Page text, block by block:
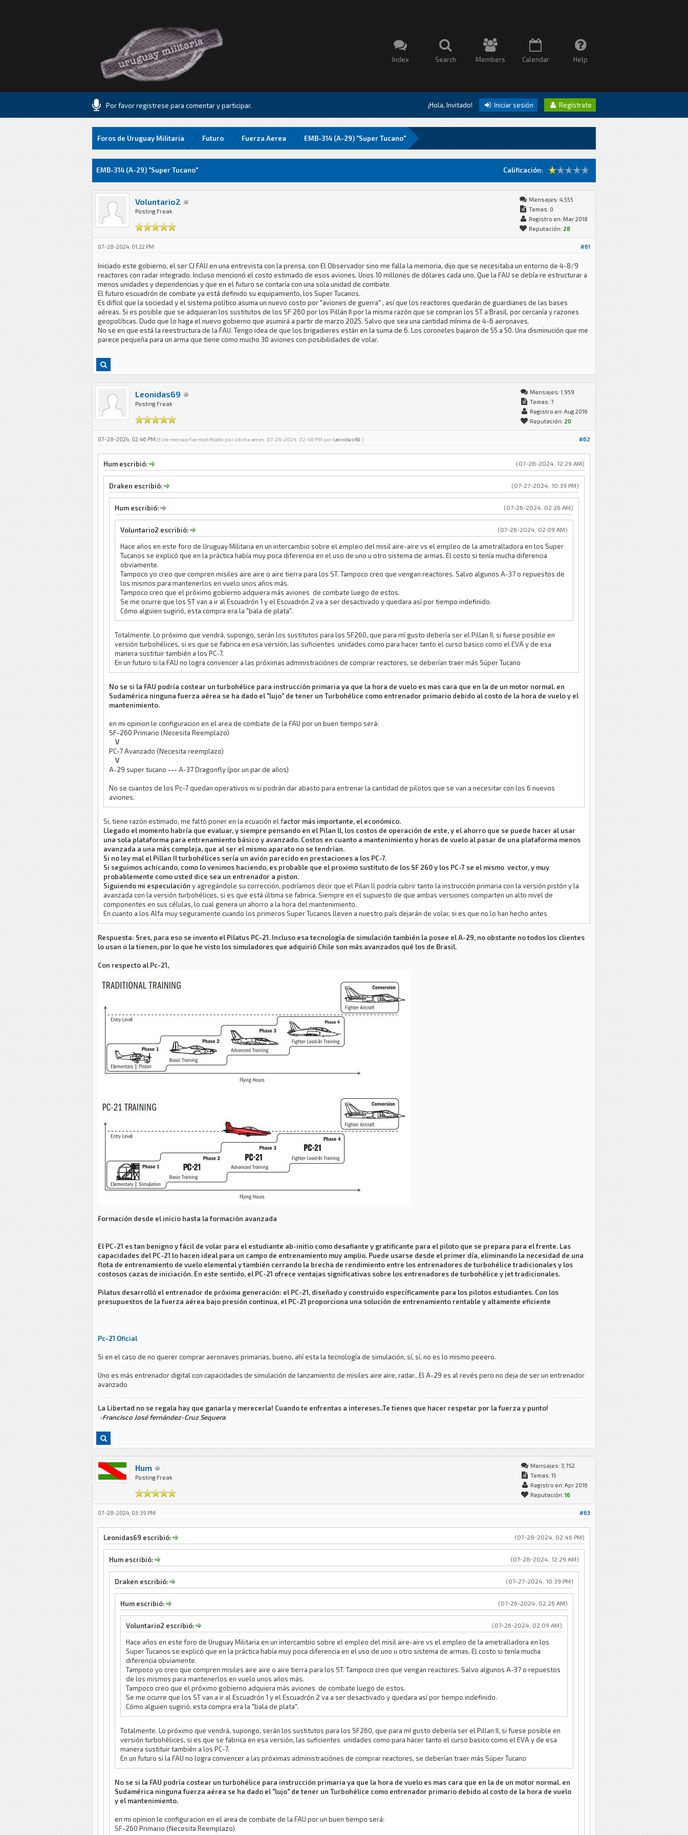
Index Search Members Calendar Help
Por favor registrese para comentar y participar. ¡Hola, Invitado! Iniciar sesión Regístrate
Foros de Uruguay Militaria Futuro Fuerza Aerea EMB-314 (A-29) "Super Tucano"
Calificación:
5 voto(s) - 1 Media
1
2
3
4
5 EMB-314 (A-29) "Super Tucano"
Voluntario2
Posting Freak
Mensajes: 4,555
Temas: 0
Registro en: Mar 2018
Reputación: 28
#61
07-28-2024, 01:22 PM
Iniciado este gobierno, el ser CJ FAU en una entrevista con la prensa, con El Observador sino me falla la memoria, dijo que se necesitaba un entorno de 4-8/9
reactores con radar integrado. Incluso mencionó el costo estimado de esos aviones. Unos 10 millones de dólares cada uno. Que la FAU se debía re estructurar a
menos unidades y dependencias y que en el futuro se contaría con una sola unidad de combate.
El futuro escuadrón de combate ya está definido su equipamiento, los Super Tucanos.
Es difícil que la sociedad y el sistema político asuma un nuevo costo por "aviones de guerra" , así que los reactores quedarán de guardianes de las bases
aéreas. Si es posible que se adquieran los sustitutos de los SF 260 por los Pillán II por la misma razón que se compran los ST a Brasil, por cercanía y razones
geopolíticas. Dudo que lo haga el nuevo gobierno que asumirá a partir de marzo 2025. Salvo que sea una cantidad mínima de 4-6 aeronaves.
No se en que está la reestructura de la FAU. Tengo idea de que los brigadieres están en la suma de 6. Los coroneles bajaron de 55 a 50. Una disminución que me
parece pequeña para un arma que tiene como mucho 30 aviones con posibilidades de volar.
Leonidas69
Posting Freak
Mensajes: 1,959
Temas: 7
Registro en: Aug 2016
Reputación: 20
#62
07-28-2024, 02:46 PM (Este mensaje fue modificado por última vez en: 07-28-2024, 02:48 PM por Leonidas69 .)
(07-28-2024, 12:29 AM)
Hum escribió:
(07-27-2024, 10:39 PM)
Draken escribió:
(07-26-2024, 02:26 AM)
Hum escribió:
(07-26-2024, 02:09 AM)
Voluntario2 escribió:
Hace años en este foro de Uruguay Militaria en un intercambio sobre el empleo del misil aire-aire vs el empleo de la ametralladora en los Super
Tucanos se explicó que en la práctica había muy poca diferencia en el uso de uno u otro sistema de armas. El costo si tenía mucha diferencia
obviamente.
Tampoco yo creo que compren misiles aire aire o aire tierra para los ST. Tampoco creo que vengan reactores. Salvo algunos A-37 o repuestos de
los mismos para mantenerlos en vuelo unos años más.
Tampoco creo que el próximo gobierno adquiera más aviones de combate luego de estos.
Se me ocurre que los ST van a ir al Escuadrón 1 y el Escuadrón 2 va a ser desactivado y quedara así por tiempo indefinido.
Cómo alguien sugirió, esta compra era la "bala de plata".
Totalmente. Lo próximo que vendrá, supongo, serán los sustitutos para los SF260, que para mí gusto debería ser el Pillan II, si fuese posible en
versión turbohélices, si es que se fabrica en esa versión, las suficientes unidades como para hacer tanto el curso basico como el EVA y de esa
manera sustituir también a los PC-7.
En un futuro si la FAU no logra convencer a las próximas administraciónes de comprar reactores, se deberían traer más Súper Tucano
No se si la FAU podría costear un turbohélice para instrucción primaria ya que la hora de vuelo es mas cara que en la de un motor normal. en
Sudamérica ninguna fuerza aérea se ha dado el "lujo" de tener un Turbohélice como entrenador primario debido al costo de la hora de vuelo y el
mantenimiento.
en mi opinion le configuracion en el area de combate de la FAU por un buen tiempo será:
SF-260 Primario (Necesita Reemplazo)
V
PC-7 Avanzado (Necesita reemplazo)
V
A-29 super tucano --- A-37 Dragonfly (por un par de años)
No se cuantos de los Pc-7 quedan operativos ni si podrán dar abasto para entrenar la cantidad de pilotos que se van a necesitar con los 6 nuevos
aviones.
Si, tiene razón estimado, me faltó poner en la ecuación el factor más importante, el económico.
Llegado el momento habría que evaluar, y siempre pensando en el Pilan ll, los costos de operación de este, y el ahorro que se puede hacer al usar
una sola plataforma para entrenamiento básico y avanzado. Costos en cuanto a mantenimiento y horas de vuelo al pasar de una plataforma menos
avanzada a una más compleja, que al ser el mismo aparato no se tendrían.
Si no ley mal el Pillan II turbohélices sería un avión parecido en prestaciones a los PC-7.
Si seguimos achicando, como lo venimos haciendo, es probable que el proximo sustituto de los SF 260 y los PC-7 se el mismo vector, y muy
probablemente como usted dice sea un entrenador a piston.
Siguiendo mi especulación y agregándole su corrección, podríamos decir que el Pilan ll podría cubrir tanto la instrucción primaria con la versión pistón y la
avanzada con la versión turbohélices, si es que está última se fabrica. Siempre en el supuesto de que ambas versiones comparten un alto nivel de
componentes en sus células, lo cual genera un ahorro a la hora del mantenimiento.
En cuanto a los Alfa muy seguramente cuando los primeros Super Tucanos lleven a nuestro país dejarán de volar, si es que no lo han hecho antes
Respuesta: Sres, para eso se invento el Pilatus PC-21. Incluso esa tecnología de simulación también la posee el A-29, no obstante no todos los clientes
lo usan o la tienen, por lo que he visto los simuladores que adquirió Chile son más avanzados qué los de Brasil.
Con respecto al Pc-21,
Formación desde el inicio hasta la formación avanzada
El PC-21 es tan benigno y fácil de volar para el estudiante ab-initio como desafiante y gratificante para el piloto que se prepara para el frente. Las
capacidades del PC-21 lo hacen ideal para un campo de entrenamiento muy amplio. Puede usarse desde el primer día, eliminando la necesidad de una
flota de entrenamiento de vuelo elemental y también cerrando la brecha de rendimiento entre los entrenadores de turbohélice tradicionales y los
costosos cazas de iniciación. En este sentido, el PC-21 ofrece ventajas significativas sobre los entrenadores de turbohélice y jet tradicionales.
Pilatus desarrolló el entrenador de próxima generación: el PC-21, diseñado y construido específicamente para los pilotos estudiantes. Con los
presupuestos de la fuerza aérea bajo presión continua, el PC-21 proporciona una solución de entrenamiento rentable y altamente eficiente
Pc-21 Oficial
Si en el caso de no querer comprar aeronaves primarias, bueno, ahí esta la tecnología de simulación, sí, sí, no es lo mismo peeero.
Uno es más entrenador digital con capacidades de simulación de lanzamiento de misiles aire aire, radar.. El A-29 es al revés pero no deja de ser un entrenador
avanzado
La Libertad no se regala hay que ganarla y merecerla! Cuando te enfrentas a intereses..Te tienes que hacer respetar por la fuerza y punto!
-Francisco José fernández-Cruz Sequera
Hum
Posting Freak
Mensajes: 3,752
Temas: 15
Registro en: Apr 2016
Reputación: 16
#63
07-28-2024, 03:39 PM
(07-28-2024, 02:46 PM)
Leonidas69 escribió:
(07-28-2024, 12:29 AM)
Hum escribió:
(07-27-2024, 10:39 PM)
Draken escribió:
(07-26-2024, 02:26 AM)
Hum escribió:
(07-26-2024, 02:09 AM)
Voluntario2 escribió:
Hace años en este foro de Uruguay Militaria en un intercambio sobre el empleo del misil aire-aire vs el empleo de la ametralladora en los
Super Tucanos se explicó que en la práctica había muy poca diferencia en el uso de uno u otro sistema de armas. El costo si tenía mucha
diferencia obviamente.
Tampoco yo creo que compren misiles aire aire o aire tierra para los ST. Tampoco creo que vengan reactores. Salvo algunos A-37 o repuestos
de los mismos para mantenerlos en vuelo unos años más.
Tampoco creo que el próximo gobierno adquiera más aviones de combate luego de estos.
Se me ocurre que los ST van a ir al Escuadrón 1 y el Escuadrón 2 va a ser desactivado y quedara así por tiempo indefinido.
Cómo alguien sugirió, esta compra era la "bala de plata".
Totalmente. Lo próximo que vendrá, supongo, serán los sustitutos para los SF260, que para mí gusto debería ser el Pillan II, si fuese posible en
versión turbohélices, si es que se fabrica en esa versión, las suficientes unidades como para hacer tanto el curso basico como el EVA y de esa
manera sustituir también a los PC-7.
En un futuro si la FAU no logra convencer a las próximas administraciónes de comprar reactores, se deberían traer más Súper Tucano
No se si la FAU podría costear un turbohélice para instrucción primaria ya que la hora de vuelo es mas cara que en la de un motor normal. en
Sudamérica ninguna fuerza aérea se ha dado el "lujo" de tener un Turbohélice como entrenador primario debido al costo de la hora de vuelo
y el mantenimiento.
en mi opinion le configuracion en el area de combate de la FAU por un buen tiempo será:
SF-260 Primario (Necesita Reemplazo)